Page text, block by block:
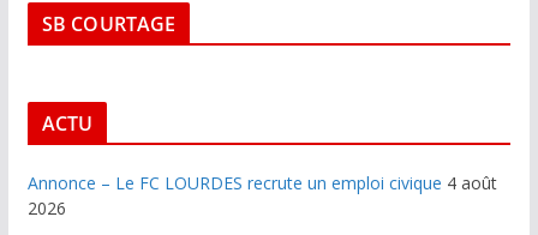
SB COURTAGE
ACTU
Annonce – Le FC LOURDES recrute un emploi civique 4 août
2026